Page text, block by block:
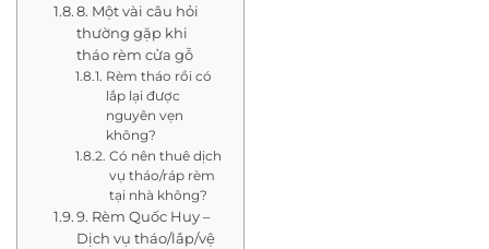
8. Một vài câu hỏi
thường gặp khi
tháo rèm cửa gỗ
Rèm tháo rồi có
lắp lại được
nguyên vẹn
không?
Có nên thuê dịch
vụ tháo/ráp rèm
tại nhà không?
9. Rèm Quốc Huy –
Dịch vụ tháo/lắp/vệ